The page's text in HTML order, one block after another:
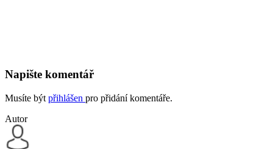
Napište komentář
Musíte být přihlášen pro přidání komentáře.
Autor